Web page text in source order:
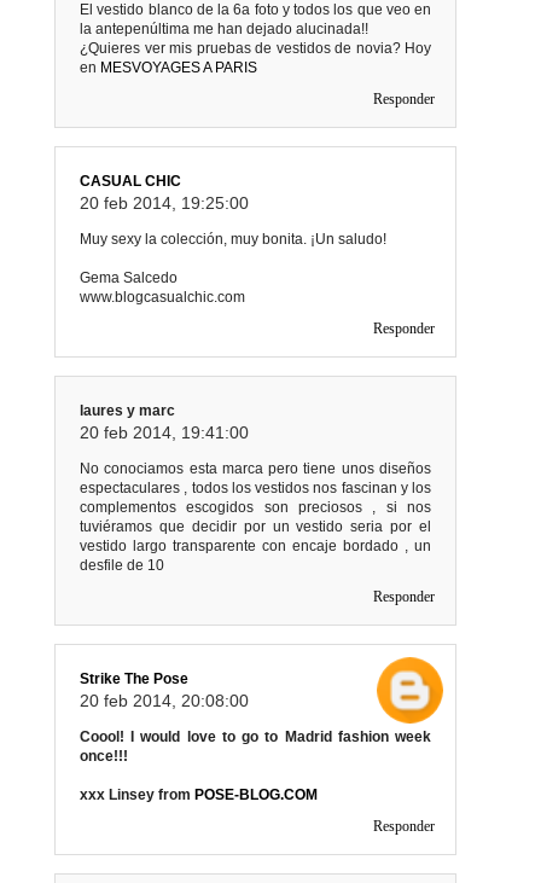
El vestido blanco de la 6a foto y todos los que veo en
la antepenúltima me han dejado alucinada!!
¿Quieres ver mis pruebas de vestidos de novia? Hoy
en MESVOYAGES A PARIS
Responder
CASUAL CHIC
20 feb 2014, 19:25:00
Muy sexy la colección, muy bonita. ¡Un saludo!
Gema Salcedo
www.blogcasualchic.com
Responder
laures y marc
20 feb 2014, 19:41:00
No conociamos esta marca pero tiene unos diseños
espectaculares , todos los vestidos nos fascinan y los
complementos escogidos son preciosos , si nos
tuviéramos que decidir por un vestido seria por el
vestido largo transparente con encaje bordado , un
desfile de 10
Responder
Strike The Pose
20 feb 2014, 20:08:00
Coool! I would love to go to Madrid fashion week
once!!!
xxx Linsey from POSE-BLOG.COM
Responder